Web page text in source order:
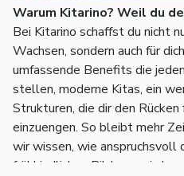
Warum Kitarino? Weil du
Bei Kitarino schaffst du nicht
Wachsen, sondern auch für
umfassende Benefits die
stellen, moderne Kitas, ein
Strukturen, die dir den
einzuengen. So bleibt mehr
wir wissen, wie anspruchsvoll
frühkindlichen Bildung sein kann.